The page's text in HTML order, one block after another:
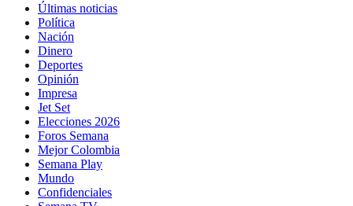
Últimas noticias
Política
Nación
Dinero
Deportes
Opinión
Impresa
Jet Set
Elecciones 2026
Foros Semana
Mejor Colombia
Semana Play
Mundo
Confidenciales